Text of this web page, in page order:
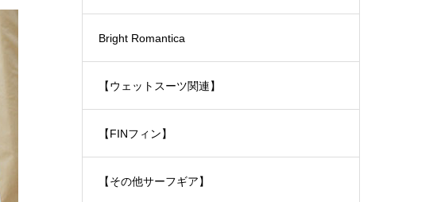
Bright Romantica
【ウェットスーツ関連】
【FINフィン】
【その他サーフギア】